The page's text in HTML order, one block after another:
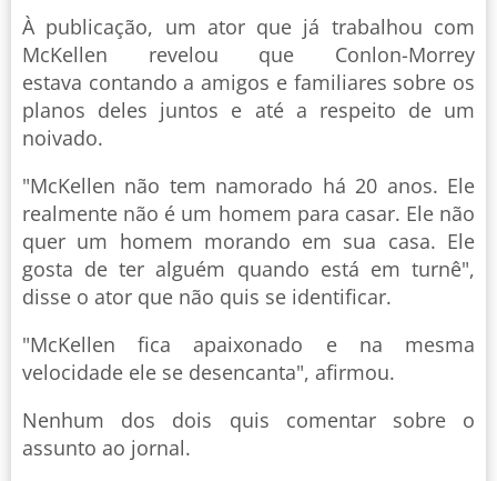
À publicação, um ator que já trabalhou com
McKellen revelou que Conlon-Morrey
estava contando a amigos e familiares sobre os
planos deles juntos e até a respeito de um
noivado.
"McKellen não tem namorado há 20 anos. Ele
realmente não é um homem para casar. Ele não
quer um homem morando em sua casa. Ele
gosta de ter alguém quando está em turnê",
disse o ator que não quis se identificar.
"McKellen fica apaixonado e na mesma
velocidade ele se desencanta", afirmou.
Nenhum dos dois quis comentar sobre o
assunto ao jornal.